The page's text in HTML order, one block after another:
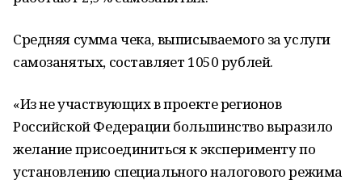
Средняя сумма чека, выписываемого за услуги
самозанятых, составляет 1050 рублей.
«Из не участвующих в проекте регионов
Российской Федерации большинство выразило
желание присоединиться к эксперименту по
установлению специального налогового режима